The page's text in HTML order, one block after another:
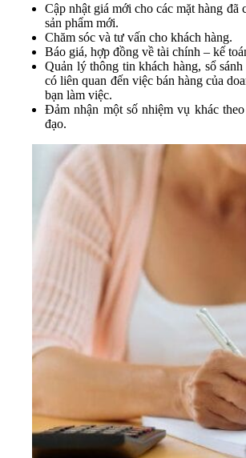
Cập nhật giá mới cho các mặt hàng đã
sản phẩm mới.
Chăm sóc và tư vấn cho khách hàng.
Báo giá, hợp đồng về tài chính – kế
Quản lý thông tin khách hàng, sổ
có liên quan đến việc bán hàng của
bạn làm việc.
Đảm nhận một số nhiệm vụ khác
đạo.